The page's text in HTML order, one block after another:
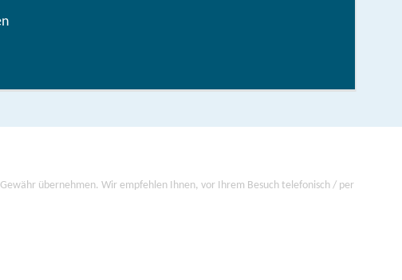
übernehmen. Wir empfehlen Ihnen, vor Ihrem Besuch telefonisch / per